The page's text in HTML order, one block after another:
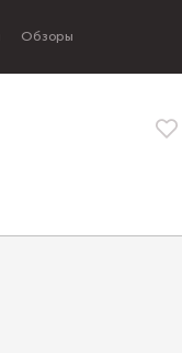
Обзоры